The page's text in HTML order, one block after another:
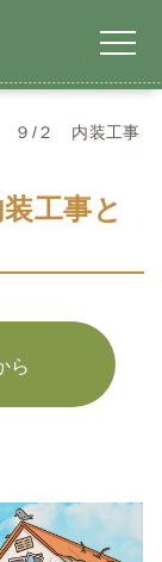
９/２ 内装工事
工事と
ら